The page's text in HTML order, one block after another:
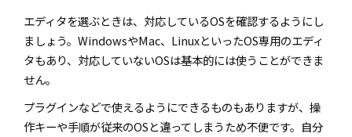
エディタを選ぶときは、対応しているOSを確認するようにし
ましょう。WindowsやMac、LinuxといったOS専用のエディ
タもあり、対応していないOSは基本的には使うことができま
せん。
プラグインなどで使えるようにできるものもありますが、操
作キーや手順が従来のOSと違ってしまうため不便です。自分